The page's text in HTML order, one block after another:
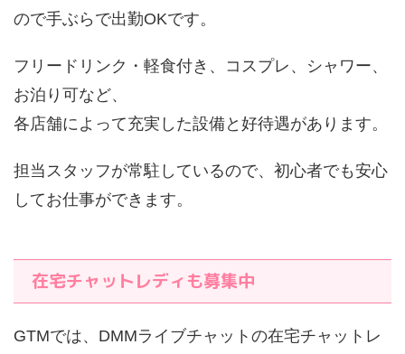
ので手ぶらで出勤OKです。
フリードリンク・軽食付き、コスプレ、シャワー、
お泊り可など、
各店舗によって充実した設備と好待遇があります。
担当スタッフが常駐しているので、初心者でも安心
してお仕事ができます。
在宅チャットレディも募集中
GTMでは、DMMライブチャットの在宅チャットレ